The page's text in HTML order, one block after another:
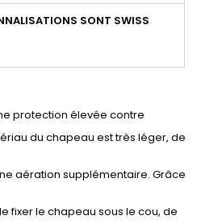
SONT SWISS
protection élevée contre
du chapeau est très léger, de
aération supplémentaire. Grâce
fixer le chapeau sous le cou, de